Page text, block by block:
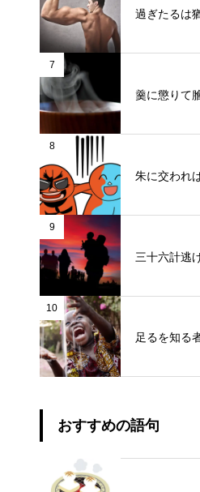
過ぎたるは
7
羹に懲りて
8
朱に交われ
9
三十六計逃
10
足るを知る
おすすめの語句